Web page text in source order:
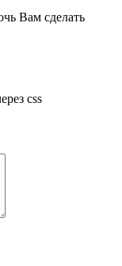
Вам сделать
css